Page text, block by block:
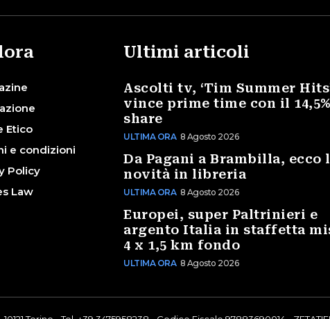
Etico
e condizioni
Policy
Law
Ultimi articoli
Ascolti tv, ‘Tim Summer
vince prime time con il
share
ULTIMA ORA 8 Agosto 2026
Da Pagani a Brambilla, ecco
novità in libreria
ULTIMA ORA 8 Agosto 2026
Europei, super Paltrinieri e
argento Italia in staffetta
4 x 1,5 km fondo
ULTIMA ORA 8 Agosto 2026